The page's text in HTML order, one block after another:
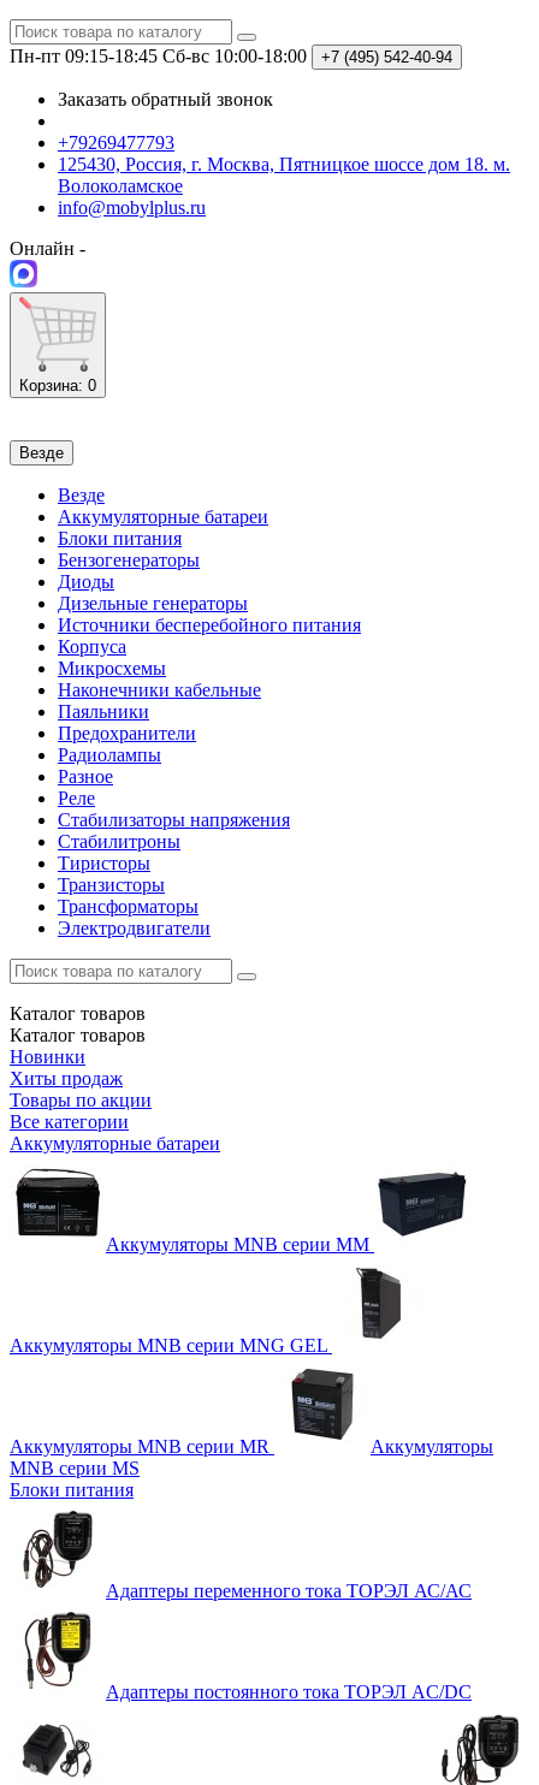
Пн-пт 09:15-18:45 Сб-вс 10:00-18:00 +7 (495) 542-40-94
Заказать обратный звонок
+79269477793
125430, Россия, г. Москва, Пятницкое шоссе дом 18. м.
Волоколамское
info@mobylplus.ru
Онлайн -
Корзина: 0
Везде
Везде
Аккумуляторные батареи
Блоки питания
Бензогенераторы
Диоды
Дизельные генераторы
Источники бесперебойного питания
Корпуса
Микросхемы
Наконечники кабельные
Паяльники
Предохранители
Радиолампы
Разное
Реле
Стабилизаторы напряжения
Стабилитроны
Тиристоры
Транзисторы
Трансформаторы
Электродвигатели
Каталог товаров
Каталог товаров
Новинки
Хиты продаж
Товары по акции
Все категории
Аккумуляторные батареи
Аккумуляторы MNB серии MM
Аккумуляторы MNB серии MNG GEL
Аккумуляторы MNB серии MR
Аккумуляторы
MNB серии MS
Блоки питания
Адаптеры переменного тока ТОРЭЛ АС/АС
Адаптеры постоянного тока ТОРЭЛ AC/DC